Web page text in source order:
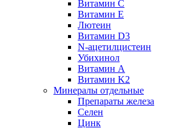
Витамин С
Витамин Е
Лютеин
Витамин D3
N-ацетилцистеин
Убихинол
Витамин А
Витамин K2
Минералы отдельные
Препараты железа
Селен
Цинк